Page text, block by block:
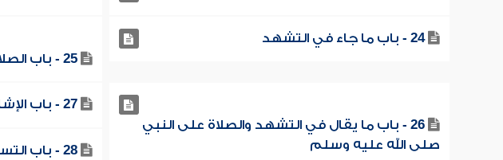
24 - باب ما جاء في التشهد
25 - باب الصلاة على النبي صلى الله عليه وسلم
26 - باب ما يقال في التشهد والصلاة على النبي
صلى الله عليه وسلم
27 - باب الإشارة في التشهد
28 - باب التسليم